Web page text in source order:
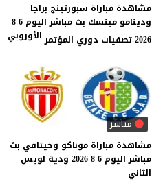
مشاهدة مباراة سبورتينج براجا
ودينامو مينسك بث مباشر اليوم 6-8-
2026 تصفيات دوري المؤتمر
الأوروبي
مباشر
مشاهدة مباراة موناكو وخيتافي بث
مباشر اليوم 6-8-2026 ودية لويس
الثاني